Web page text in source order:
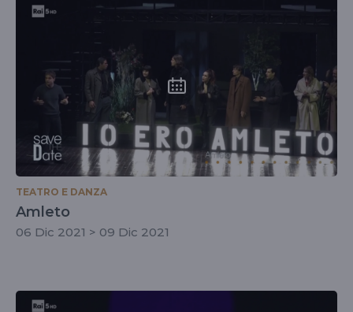
TEATRO E DANZA
Amleto
06 Dic 2021 > 09 Dic 2021